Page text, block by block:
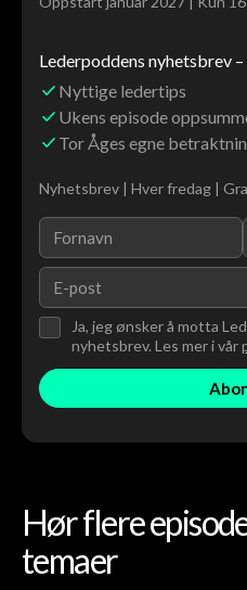
Lederpoddens nyhetsbrev
Nyttige ledertips
Ukens episode
Tor Åges egne
Nyhetsbrev | Hver fredag |
Ja, jeg ønsker å motta
nyhetsbrev. Les mer i vår
Hør flere
temaer